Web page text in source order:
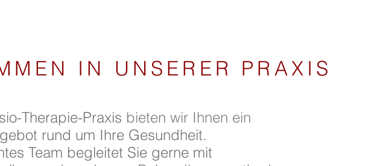
IN UNSERER PRAXIS
Therapie-Praxis bieten wir Ihnen ein
rund um Ihre Gesundheit.
Team begleitet Sie gerne mit